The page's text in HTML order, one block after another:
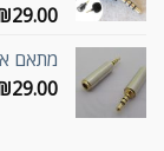
29.00
מתאם
29.00